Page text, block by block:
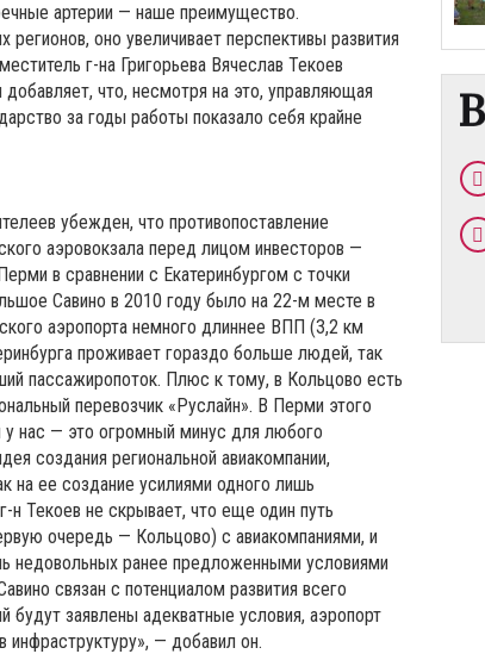
артерии — наше преимущество.
оно увеличивает перспективы развития
г-на Григорьева Вячеслав Текоев
что, несмотря на это, управляющая
за годы работы показало себя крайне
убежден, что противопоставление
аэровокзала перед лицом инвесторов —
в сравнении с Екатеринбургом с точки
Савино в 2010 году было на 22-м месте в
аэропорта немного длиннее ВПП (3,2 км
проживает гораздо больше людей, так
пассажиропоток. Плюс к тому, в Кольцово есть
перевозчик «Руслайн». В Перми этого
у нас — это огромный минус для любого
создания региональной авиакомпании,
на ее создание усилиями одного лишь
н Текоев не скрывает, что еще один путь
очередь — Кольцово) с авиакомпаниями, и
недовольных ранее предложенными условиями
связан с потенциалом развития всего
будут заявлены адекватные условия, аэропорт
инфраструктуру», — добавил он.